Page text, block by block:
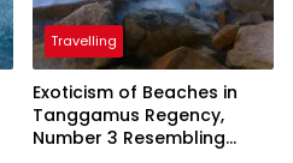
Travelling
Exoticism of Beaches in
Tanggamus Regency,
Number 3 Resembling